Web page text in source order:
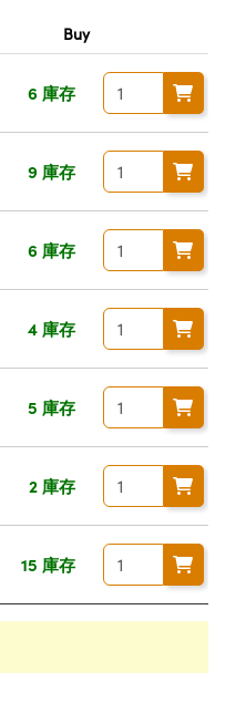
Buy
6 庫存
9 庫存
6 庫存
4 庫存
5 庫存
2 庫存
15 庫存